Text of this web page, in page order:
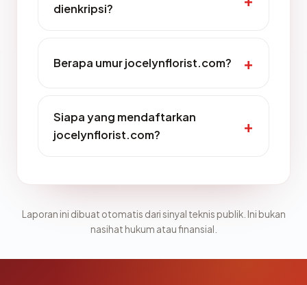
dienkripsi?
Berapa umur jocelynflorist.com?
Siapa yang mendaftarkan
jocelynflorist.com?
Laporan ini dibuat otomatis dari sinyal teknis publik. Ini bukan
nasihat hukum atau finansial.